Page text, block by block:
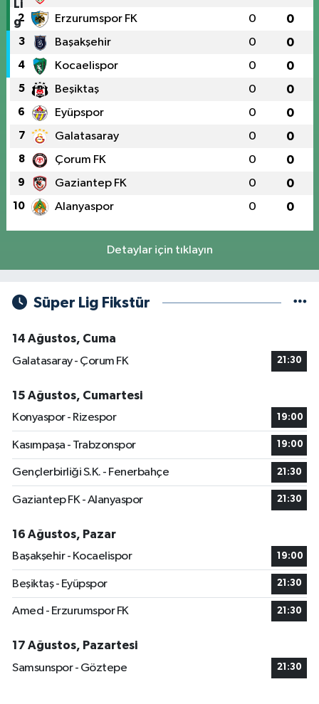
2 Erzurumspor FK 0 0
3 Başakşehir 0 0
4 Kocaelispor 0 0
5 Beşiktaş 0 0
6 Eyüpspor 0 0
7 Galatasaray 0 0
8 Çorum FK 0 0
9 Gaziantep FK 0 0
10 Alanyaspor 0 0
Detaylar için tıklayın
Süper Lig Fikstür
14 Ağustos, Cuma
Galatasaray - Çorum FK
21:30
15 Ağustos, Cumartesi
Konyaspor - Rizespor
19:00
Kasımpaşa - Trabzonspor 19:00
Gençlerbirliği S.K. - Fenerbahçe 21:30
Gaziantep FK - Alanyaspor 21:30
16 Ağustos, Pazar
Başakşehir - Kocaelispor
19:00
Beşiktaş - Eyüpspor 21:30
Amed - Erzurumspor FK 21:30
17 Ağustos, Pazartesi
Samsunspor - Göztepe
21:30